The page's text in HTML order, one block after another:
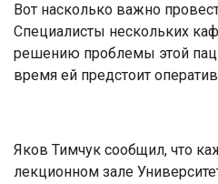
Вот насколько важно
Специалисты нескольких
решению проблемы этой
время ей предстоит
Яков Тимчук сообщил, что
лекционном зале